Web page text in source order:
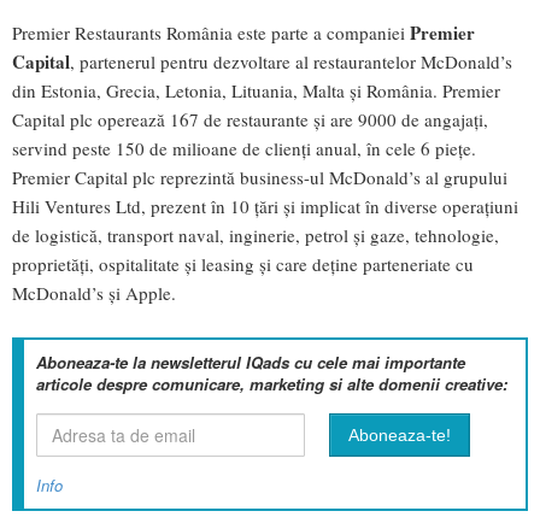
Premier Restaurants România este parte a companiei Premier
Capital, partenerul pentru dezvoltare al restaurantelor McDonald’s
din Estonia, Grecia, Letonia, Lituania, Malta și România. Premier
Capital plc operează 167 de restaurante și are 9000 de angajați,
servind peste 150 de milioane de clienți anual, în cele 6 piețe.
Premier Capital plc reprezintă business-ul McDonald’s al grupului
Hili Ventures Ltd, prezent în 10 țări și implicat în diverse operațiuni
de logistică, transport naval, inginerie, petrol și gaze, tehnologie,
proprietăți, ospitalitate și leasing și care deține parteneriate cu
McDonald’s și Apple.
Aboneaza-te la newsletterul IQads cu cele mai importante
articole despre comunicare, marketing si alte domenii creative:
Info